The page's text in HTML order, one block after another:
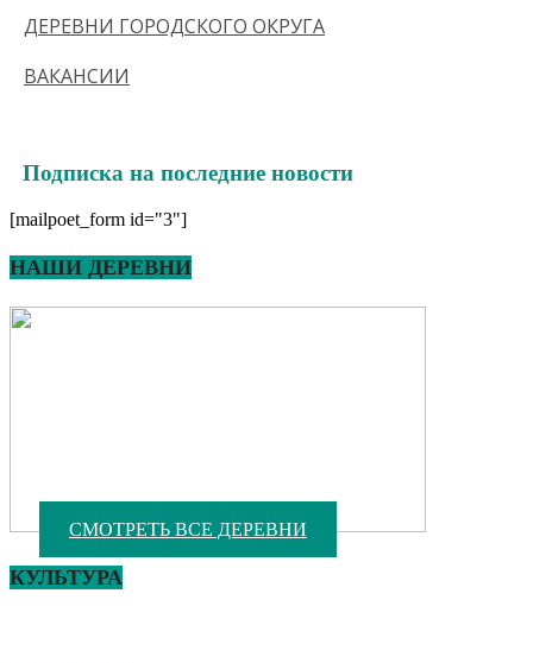
ДЕРЕВНИ ГОРОДСКОГО ОКРУГА
ВАКАНСИИ
Подписка на последние новости
[mailpoet_form id="3"]
НАШИ ДЕРЕВНИ
СМОТРЕТЬ ВСЕ ДЕРЕВНИ
КУЛЬТУРА